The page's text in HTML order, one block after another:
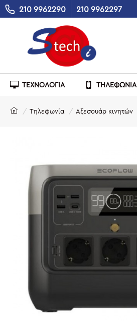
210 9962290 210 9962297
ΤΕΧΝΟΛΟΓΙΑ ΤΗΛΕΦΩΝΙΑ
Τηλεφωνία Αξεσουάρ κινητών